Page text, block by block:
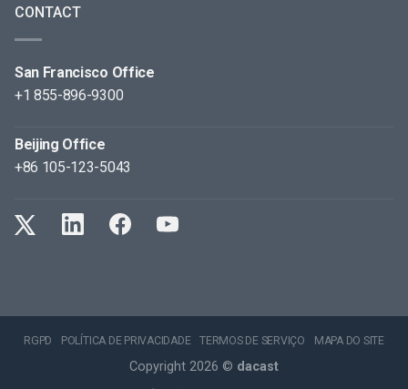
CONTACT
San Francisco Office
+1 855-896-9300
Beijing Office
+86 105-123-5043
RGPD POLÍTICA DE PRIVACIDADE TERMOS DE SERVIÇO MAPA DO SITE
Copyright 2026 © dacast